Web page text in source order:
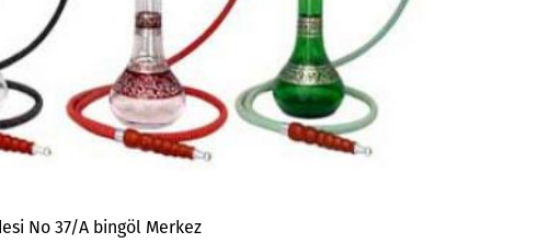
No 37/A bingöl Merkez